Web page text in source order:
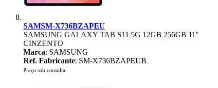
SAMSM-X736BZAPEU
SAMSUNG GALAXY TAB S11 5G 12GB 256GB 11"
CINZENTO
Marca: SAMSUNG
Ref. Fabricante: SM-X736BZAPEUB
Preço sob consulta